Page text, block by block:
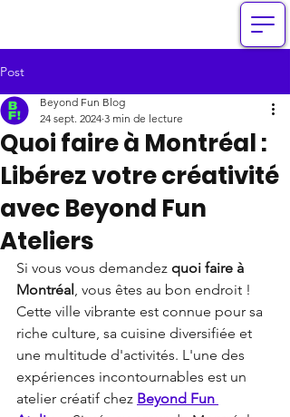
Post
Quoi faire à Montréal :
Libérez votre créativité
avec Beyond Fun
Ateliers
Beyond Fun Blog
24 sept. 2024 3 min de lecture
Si vous vous demandez quoi faire à
Montréal, vous êtes au bon endroit !
Cette ville vibrante est connue pour sa
riche culture, sa cuisine diversifiée et
une multitude d'activités. L'une des
expériences incontournables est un
atelier créatif chez Beyond Fun